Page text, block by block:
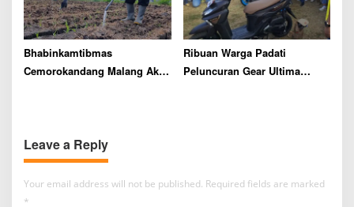
Bhabinkamtibmas
Cemorokandang Malang Aktif
Ribuan Warga Padati
Peluncuran Gear Ultima
Leave a Reply
Your email address will not be published. Required fields are marked
*